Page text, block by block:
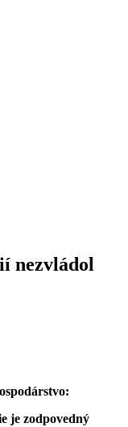
nezvládol
je zodpovedný